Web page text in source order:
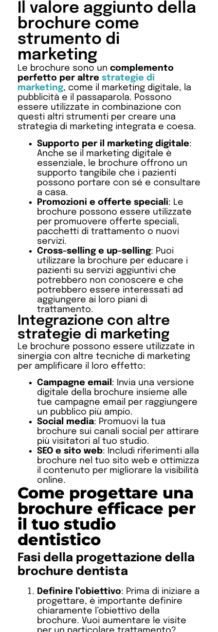
Il valore aggiunto della
brochure come
strumento di
marketing
Le brochure sono un complemento
perfetto per altre strategie di
marketing, come il marketing digitale, la
pubblicità e il passaparola. Possono
essere utilizzate in combinazione con
questi altri strumenti per creare una
strategia di marketing integrata e coesa.
Supporto per il marketing digitale:
Anche se il marketing digitale è
essenziale, le brochure offrono un
supporto tangibile che i pazienti
possono portare con sé e consultare
a casa.
Promozioni e offerte speciali: Le
brochure possono essere utilizzate
per promuovere offerte speciali,
pacchetti di trattamento o nuovi
servizi.
Cross-selling e up-selling: Puoi
utilizzare la brochure per educare i
pazienti su servizi aggiuntivi che
potrebbero non conoscere e che
potrebbero essere interessati ad
aggiungere ai loro piani di
trattamento.
Integrazione con altre
strategie di marketing
Le brochure possono essere utilizzate in
sinergia con altre tecniche di marketing
per amplificare il loro effetto:
Campagne email : Invia una versione
digitale della brochure insieme alle
tue campagne email per raggiungere
un pubblico più ampio.
Social media: Promuovi la tua
brochure sui canali social per attirare
più visitatori al tuo studio.
SEO e sito web: Includi riferimenti alla
brochure nel tuo sito web e ottimizza
il contenuto per migliorare la visibilità
online.
Come progettare una
brochure efficace per
il tuo studio
dentistico
Fasi della progettazione della
brochure dentista
Definire l’obiettivo: Prima di iniziare a
progettare, è importante definire
chiaramente l’obiettivo della
brochure. Vuoi aumentare le visite